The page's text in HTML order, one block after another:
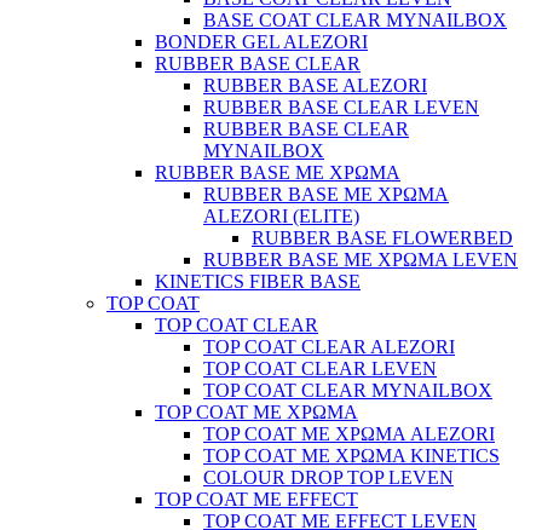
BASE COAT CLEAR MYNAILBOX
BONDER GEL ALEZORI
RUBBER BASE CLEAR
RUBBER BASE ALEZORI
RUBBER BASE CLEAR LEVEN
RUBBER BASE CLEAR
MYNAILBOX
RUBBER BASE ΜΕ ΧΡΩΜΑ
RUBBER BASE ΜΕ ΧΡΩΜΑ
ALEZORI (ELITE)
RUBBER BASE FLOWERBED
RUBBER BASE ΜΕ ΧΡΩΜΑ LEVEN
KINETICS FIBER BASE
TOP COAT
TOP COAT CLEAR
TOP COAT CLEAR ALEZORI
TOP COAT CLEAR LEVEN
TOP COAT CLEAR MYNAILBOX
TOP COAT ΜΕ ΧΡΩΜΑ
TOP COAT ΜΕ ΧΡΩΜΑ ALEZORI
TOP COAT ΜΕ ΧΡΩΜΑ KINETICS
COLOUR DROP TOP LEVEN
TOP COAT ΜΕ EFFECT
TOP COAT ME EFFECT LEVEN